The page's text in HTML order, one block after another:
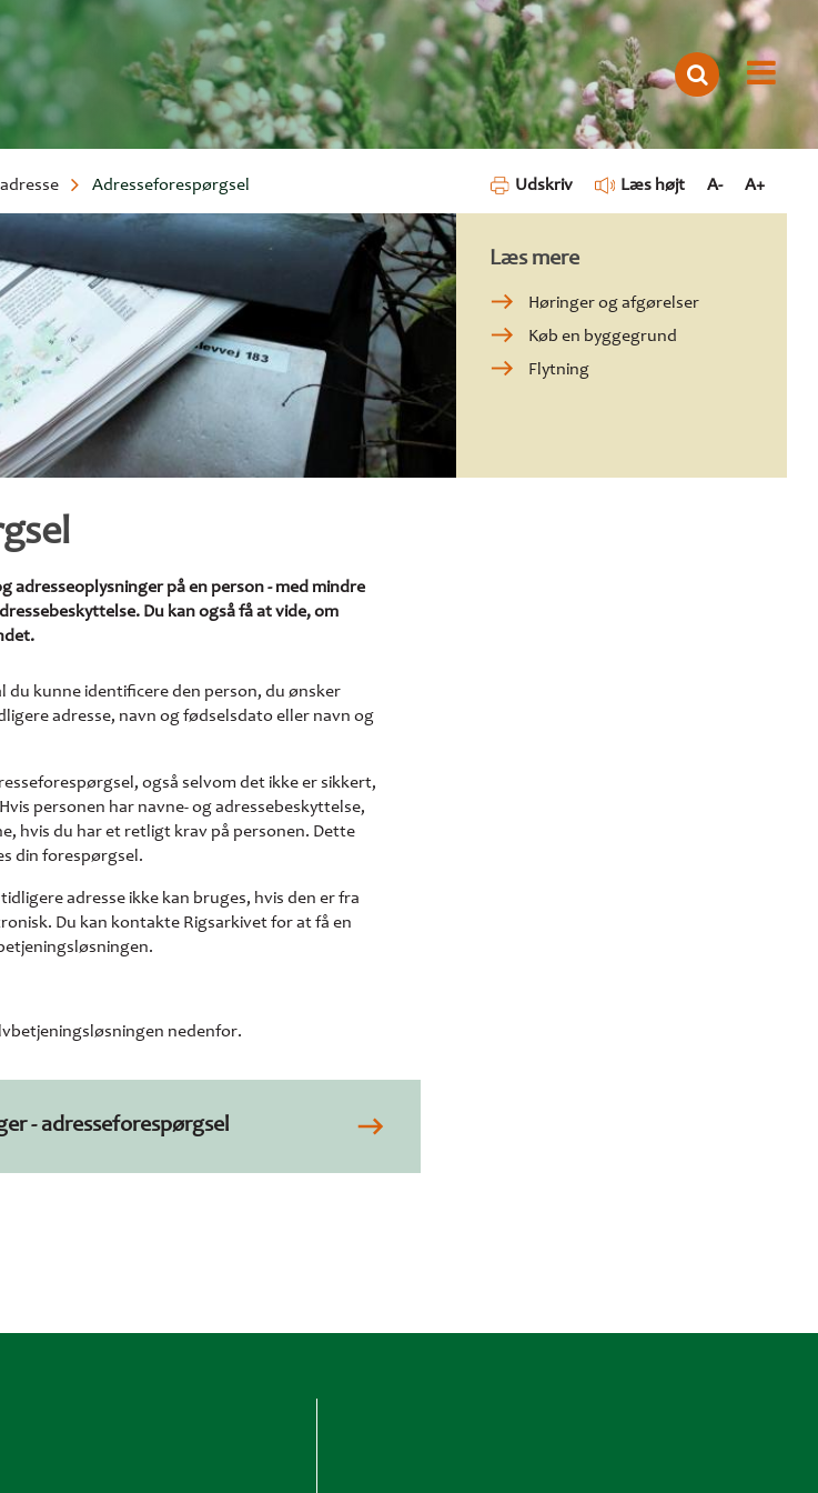
Adresseforespørgsel Udskriv Læs højt A- A+
adresseoplysninger på en person - med mindre
Du kan også få at vide, om
du kunne identificere den person, du ønsker
adresse, navn og fødselsdato eller navn og
også selvom det ikke er sikkert,
personen har navne- og adressebeskyttelse,
hvis du har et retligt krav på personen. Dette
din forespørgsel.
adresse ikke kan bruges, hvis den er fra
Du kan kontakte Rigsarkivet for at få en
nedenfor.
- adresseforespørgsel
Læs mere
Høringer og afgørelser
Køb en byggegrund
Flytning